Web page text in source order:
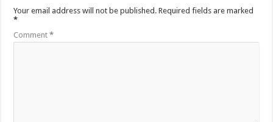
Your email address will not be published. Required fields are marked
*
Comment*